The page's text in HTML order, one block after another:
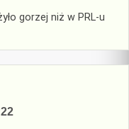
gorzej niż w PRL-u